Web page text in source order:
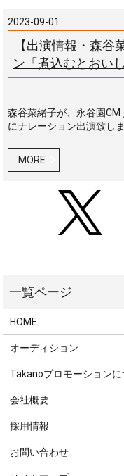
2023-09-01
【出演情報・森谷
ン「煮込むとおい
森谷菜緒子が、永谷園
にナレーション出演致し
MORE
HOME
オーディション
Takanoプロモーションに
会社概要
採用情報
お問い合わせ